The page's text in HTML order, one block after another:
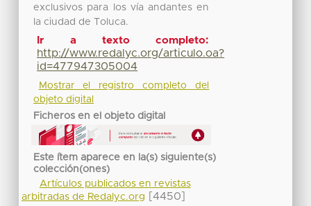
exclusivos para los vía andantes en
la ciudad de Toluca.
Ir a texto completo:
http://www.redalyc.org/articulo.oa?
id=477947305004
Mostrar el registro completo del
objeto digital
Ficheros en el objeto digital
Este ítem aparece en la(s) siguiente(s)
colección(ones)
Artículos publicados en revistas
arbitradas de Redalyc.org
[4450]